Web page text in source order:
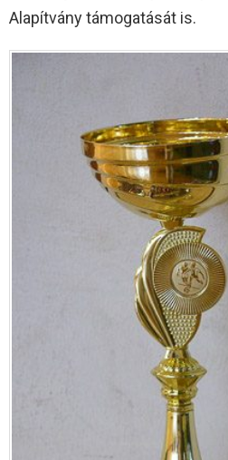
Alapítvány támogatását is.